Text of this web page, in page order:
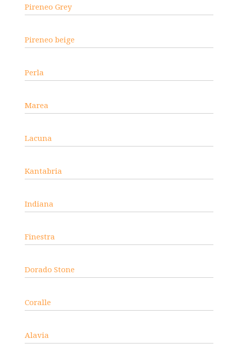
Pireneo Grey
Pireneo beige
Perla
Marea
Lacuna
Kantabria
Indiana
Finestra
Dorado Stone
Coralle
Alavia